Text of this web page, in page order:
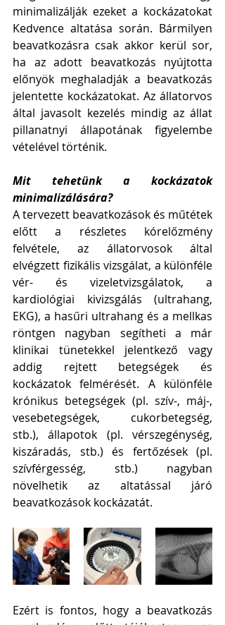
minimalizálják ezeket a kockázatokat
Kedvence altatása során. Bármilyen
beavatkozásra csak akkor kerül sor,
ha az adott beavatkozás nyújtotta
előnyök meghaladják a beavatkozás
jelentette kockázatokat. Az állatorvos
által javasolt kezelés mindig az állat
pillanatnyi állapotának figyelembe
vételével történik.
Mit tehetünk a kockázatok
minimalizálására?
A tervezett beavatkozások és műtétek
előtt a részletes kórelőzmény
felvétele, az állatorvosok által
elvégzett fizikális vizsgálat, a különféle
vér- és vizeletvizsgálatok, a
kardiológiai kivizsgálás (ultrahang,
EKG), a hasűri ultrahang és a mellkas
röntgen nagyban segítheti a már
klinikai tünetekkel jelentkező vagy
addig rejtett betegségek és
kockázatok felmérését. A különféle
krónikus betegségek (pl. szív-, máj-,
vesebetegségek, cukorbetegség,
stb.), állapotok (pl. vérszegénység,
kiszáradás, stb.) és fertőzések (pl.
szívférgesség, stb.) nagyban
növelhetik az altatással járó
beavatkozások kockázatát.
Ezért is fontos, hogy a beavatkozás